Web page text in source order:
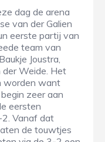
dag de arena
van der Galien
eerste partij van
team van
Joustra,
der Weide. Het
worden want
zeer aan
eersten
Vanaf dat
de touwtjes